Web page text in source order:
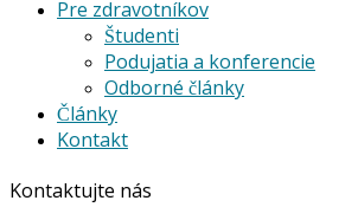
Pre zdravotníkov
Študenti
Podujatia a konferencie
Odborné články
Články
Kontakt
Kontaktujte nás